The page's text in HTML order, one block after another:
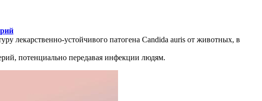
лекарственно-устойчивого патогена Candida auris от животных, в
потенциально передавая инфекции людям.